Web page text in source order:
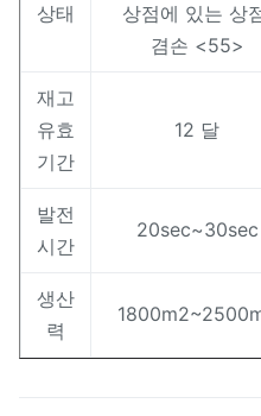
상태
상점에 있는 상
겸손 <55>
재고
유효
기간
12 달
발전
시간
20sec~30sec
생산
력